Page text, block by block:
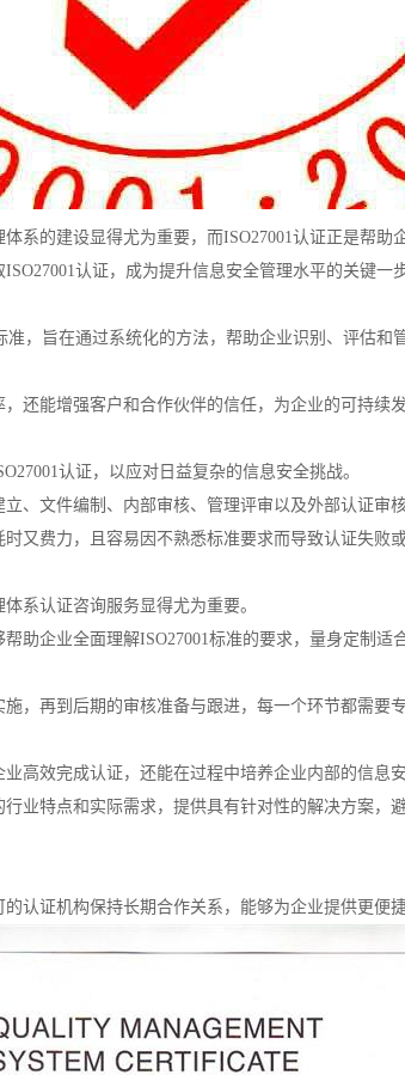
系的建设显得尤为重要，而ISO27001认证正是帮助
认证，成为提升信息安全管理水平的关键一步
准，旨在通过系统化的方法，帮助企业识别、评估
还能增强客户和合作伙伴的信任，为企业的可持续
认证，以应对日益复杂的信息安全挑战。
、文件编制、内部审核、管理评审以及外部认证审
又费力，且容易因不熟悉标准要求而导致认证失败或
系认证咨询服务显得尤为重要。
助企业全面理解ISO27001标准的要求，量身定制
，再到后期的审核准备与跟进，每一个环节都需要
高效完成认证，还能在过程中培养企业内部的信息
业特点和实际需求，提供具有针对性的解决方案，
认证机构保持长期合作关系，能够为企业提供更便